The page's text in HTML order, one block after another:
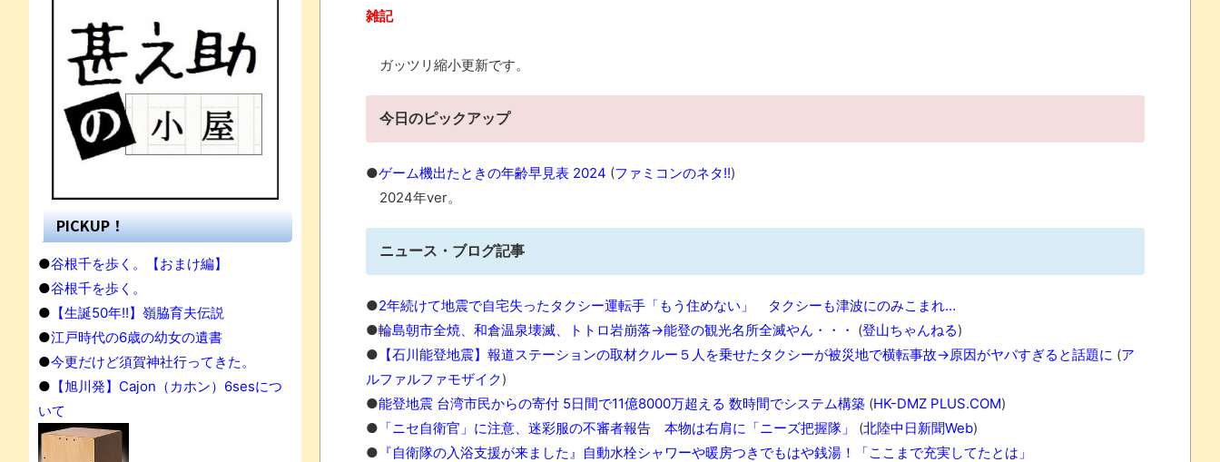
50歳になりました
凡庸な悪
ロープと滑車と犬マスクでエクストリーム変身。
『FF15』が発売10周年！ノクティスフィギュアなどが当たる記念くじが登場です
みんななんだかんだ言ってお金持ってんじゃん
「アメリカのヤンキーがアジア人にケンカを売った結果ｗｗｗ」 ほか
【読書感想】山野辺太郎『いつか深い穴に落ちるまで』
マケイン9巻＆アニメ公式ガイド感想
独学で挑んだ2026年二級建築士学科試験結果速報（仮）
体験談：仕事で同じビルの中に入っているグループ会社の嫁子 [ほのぼの]
葉月つばさちゃん、昔から見てるんだけどかなりお姉さんになったね
壊れたエアコンと歌えないボク
バージョンアップ情報更新 AOMEI Backupper Standard 8.3.0 などバージョンアップ
雑記
ガッツリ縮小更新です。
今日のピックアップ
●ゲーム機出たときの年齢早見表 2024 (ファミコンのネタ!!)
2024年ver。
ニュース・ブログ記事
●2年続けて地震で自宅失ったタクシー運転手「もう住めない」 タクシーも津波にのみこまれ…
●輪島朝市全焼、和倉温泉壊滅、トトロ岩崩落→能登の観光名所全滅やん・・・ (登山ちゃんねる)
● 【石川能登地震】報道ステーションの取材クルー５人を乗せたタクシーが被災地で横転事故→原因がヤバすぎると話題に (ア
ルファルファモザイク)
●能登地震 台湾市民からの寄付 5日間で11億8000万超える 数時間でシステム構築 (HK-DMZ PLUS.COM)
● 「ニセ自衛官」に注意、迷彩服の不審者報告 本物は右肩に「ニーズ把握隊」 (北陸中日新聞Web)
● 『自衛隊の入浴支援が来ました』自動水栓シャワーや暖房つきでもはや銭湯！「ここまで充実してたとは」
PICKUP！
●谷根千を歩く。【おまけ編】
●谷根千を歩く。
● 【生誕50年!!】嶺脇育夫伝説
●江戸時代の6歳の幼女の遺書
●今更だけど須賀神社行ってきた。
● 【旭川発】Cajon（カホン）6sesにつ
いて